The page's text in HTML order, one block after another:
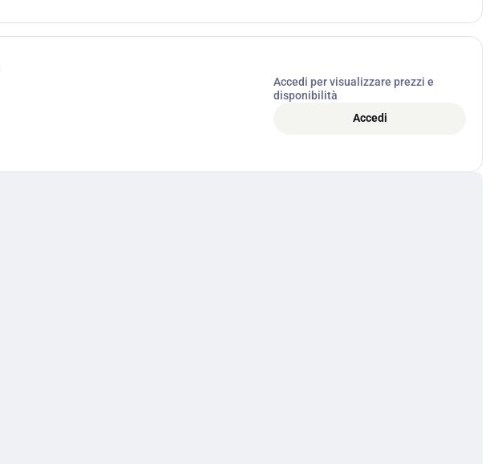
Accedi per visualizzare prezzi e
disponibilità
Accedi